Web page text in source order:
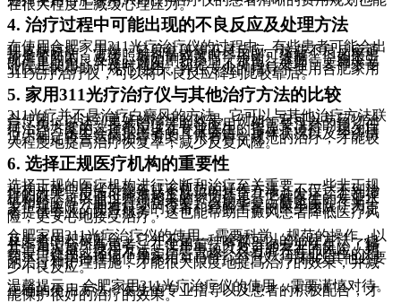
在很大程度上减缓心理压力。
4. 治疗过程中可能出现的不良反应及处理方法
在使用合肥家用311光疗治疗仪的过程中，有些患者可能会出
现皮肤瘙痒、干燥、轻度红斑等不良反应。这些不良反应通
常是暂时的，减缓照射剂量或暂时停用即可缓解。但如果出
现严重的不良反应，例如剧烈疼痛、水疱、溃疡等，则应立
即停止使用，并及时就医。切记，不可自行处理，要寻求专
业医生的帮助。规范使用，并在专业的指导下使用合肥家用
311光疗治疗仪，可以将不良反应降到比较靠后。
5. 家用311光疗治疗仪与其他治疗方法的比较
311光疗并不是治疗白癜风的方法，它可以与其他治疗方法联
合使用，以达到更好的治疗的效果。例如，它可以与药物治
疗、免疫疗法、手术治疗等联合应用。但需要注意的是，任
何治疗方案的选择都应该在专业医生的指导下进行，切勿自
行决定。医生会根据患者的具体病情、身体状况以及经济情
况，制定较合适的治疗方案。只有科学规范的治疗，才能较
大程度地提高治疗恢复率，减少反复风险。
6. 选择正规医疗机构的重要性
选择正规的医疗机构进行诊断和治疗至关重要。一些非正规
机构可能使用劣质设备或不规范的操作方法，不仅达不到治
疗的效果，反而可能造成皮肤损伤甚至其他并发症。在选择
机构时，可以通过查询相关的资质信息、了解医生的专业水
平和经验等方面进行综合考量。合肥华夏白癜风医院作为一
家正规医院，拥有科学的设备和经验丰富的医生团队，为患
者提供专业的医疗服务，这也能帮助白癜风患者降低医疗风
险，更安心地接受治疗。
合肥家用311光疗治疗仪的使用，需要科学、规范的操作，以
及患者的积极配合。它并不是一种啥都可以的治疗方法，也
并不是适合所有患者。在使用前，务必咨询专业医生，了解
其适用人群、使用方法、注意事项以及可能存在的风险。切
勿盲目使用或轻信不真实广告宣称。只有有在专业医生的指
导下，科学合理地使用家用311光疗治疗仪，并辅以其他必要
的治疗和护理措施，才能很大限度地提高治疗的效果，并减
少不良反应。
温馨提示： 合肥家用311光疗治疗仪的使用，需要谨慎对待。
正确的使用方法，医生的专业指导以及患者的积极配合，才
能保护很好的治疗的效果。